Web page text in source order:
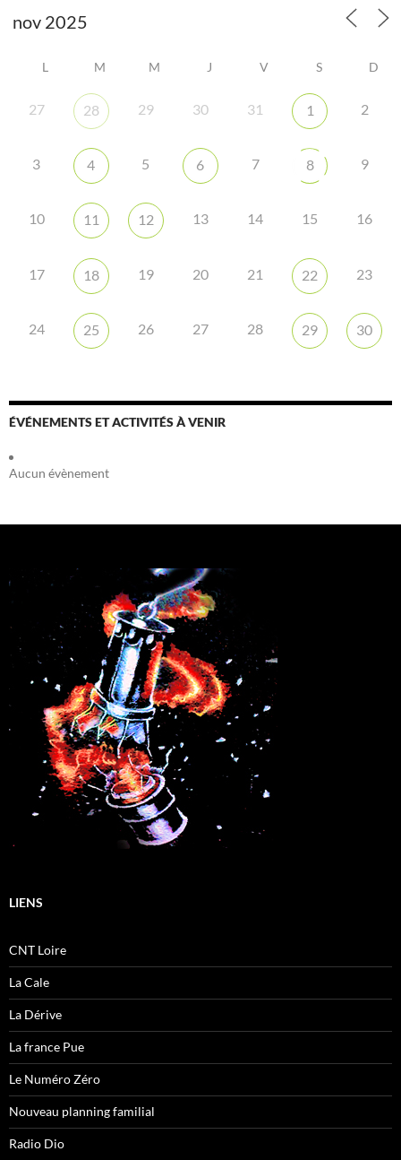
L M M J V S D
27 28 29 30 31 1 2
3 4 5 6 7 8 9
10 11 12 13 14 15 16
17 18 19 20 21 22 23
24 25 26 27 28 29 30
ÉVÉNEMENTS ET ACTIVITÉS À VENIR
Aucun évènement
LIENS
CNT Loire
La Cale
La Dérive
La france Pue
Le Numéro Zéro
Nouveau planning familial
Radio Dio